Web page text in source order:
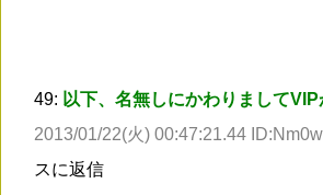
49: 以下、名無しにかわりまして
2013/01/22(火) 00:47:21.44
スに返信